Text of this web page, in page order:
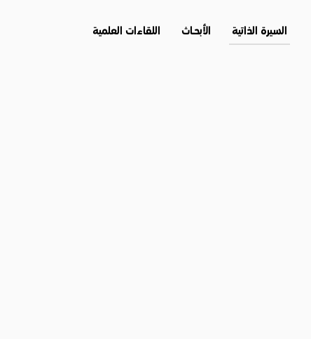
السيرة الذاتية الأبحــاث اللقاءات العلمية